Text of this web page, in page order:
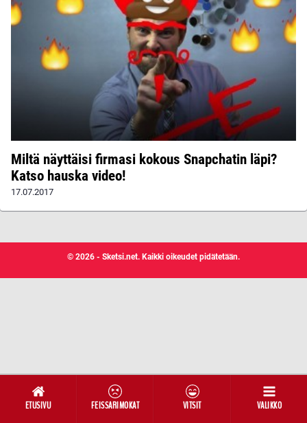
ETUSIVU FEISSARIMOKAT VITSIT VALIKKO
Miltä näyttäisi firmasi kokous Snapchatin läpi?
Katso hauska video!
17.07.2017
© 2026 - Sketsi.net. Kaikki oikeudet pidätetään.